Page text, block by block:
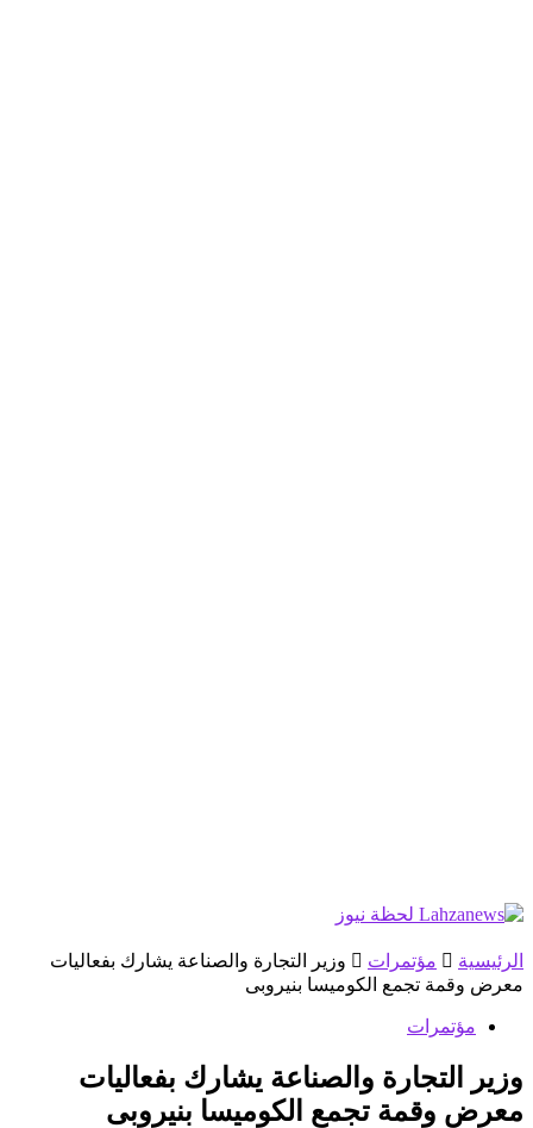
الرئيسية مؤتمرات
وزير التجارة والصناعة يشارك بفعاليات
معرض وقمة تجمع الكوميسا بنيروبى
مؤتمرات
وزير التجارة والصناعة يشارك بفعاليات
معرض وقمة تجمع الكوميسا بنيروبى